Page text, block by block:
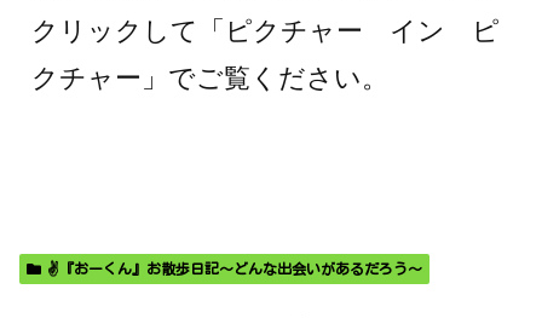
クリックして「ピクチャー イン ピ
クチャー」でご覧ください。
✌️『おーくん』お散歩日記〜どんな出会いがあるだろう〜